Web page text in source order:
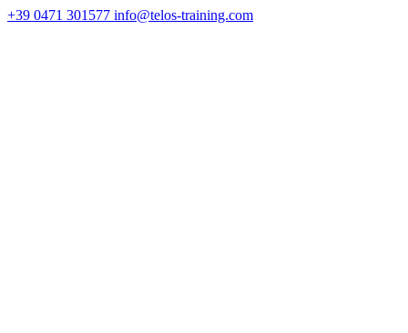
+39 0471 301577 info@telos-training.com